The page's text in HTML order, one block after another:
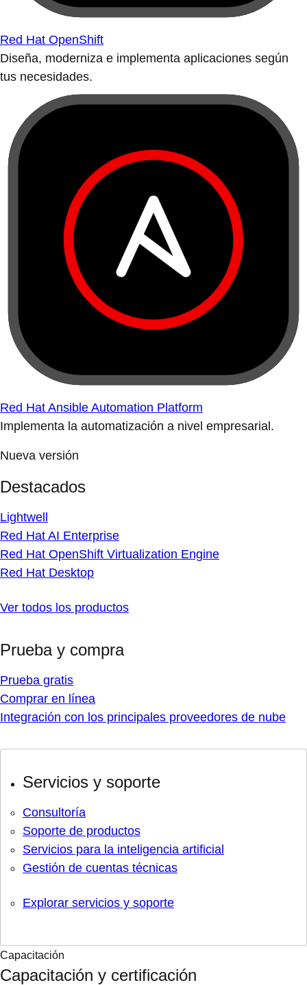
Red Hat OpenShift
Diseña, moderniza e implementa aplicaciones según
tus necesidades.
Red Hat Ansible Automation Platform
Implementa la automatización a nivel empresarial.
Nueva versión
Destacados
Lightwell
Red Hat AI Enterprise
Red Hat OpenShift Virtualization Engine
Red Hat Desktop
Ver todos los productos
Prueba y compra
Prueba gratis
Comprar en línea
Integración con los principales proveedores de nube
Servicios y soporte
Consultoría
Soporte de productos
Servicios para la inteligencia artificial
Gestión de cuentas técnicas
Explorar servicios y soporte
Capacitación
Capacitación y certificación